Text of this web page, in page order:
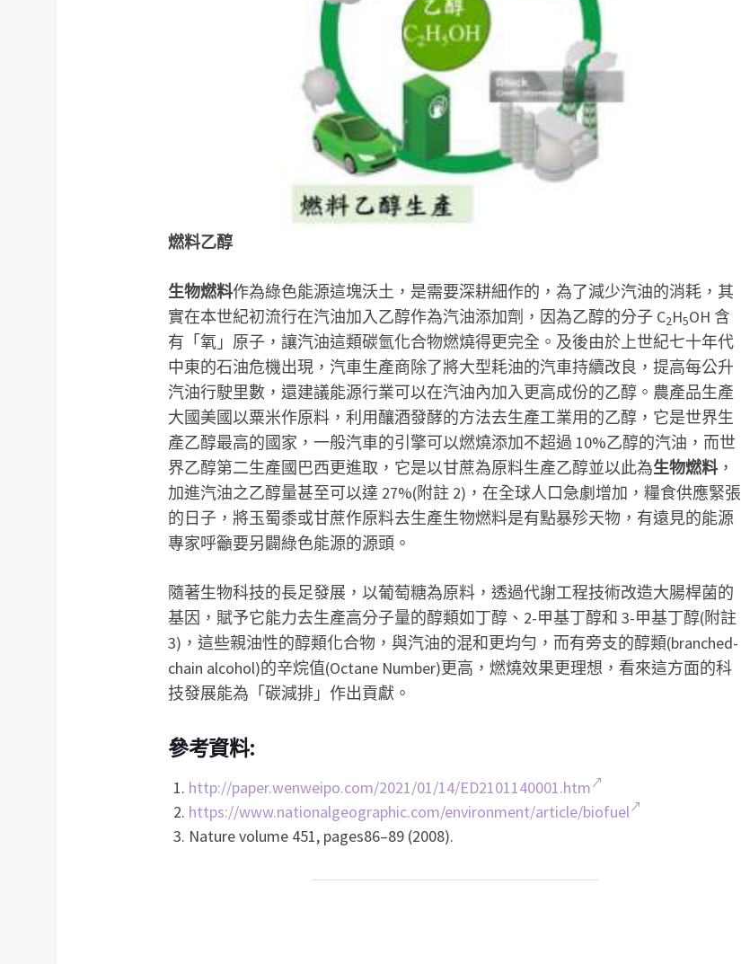
燃料乙醇
生物燃料作為綠色能源這塊沃土，是需要深耕細作的，為了減少汽油的消耗，其
實在本世紀初流行在汽油加入乙醇作為汽油添加劑，因為乙醇的分子 C2H5OH 含
有「氧」原子，讓汽油這類碳氫化合物燃燒得更完全。及後由於上世紀七十年代
中東的石油危機出現，汽車生產商除了將大型耗油的汽車持續改良，提高每公升
汽油行駛里數，還建議能源行業可以在汽油內加入更高成份的乙醇。農產品生產
大國美國以粟米作原料，利用釀酒發酵的方法去生產工業用的乙醇，它是世界生
產乙醇最高的國家，一般汽車的引擎可以燃燒添加不超過 10%乙醇的汽油，而世
界乙醇第二生產國巴西更進取，它是以甘蔗為原料生產乙醇並以此為生物燃料 ，
加進汽油之乙醇量甚至可以達 27%(附註 2)，在全球人口急劇增加，糧食供應緊張
的日子，將玉蜀黍或甘蔗作原料去生產生物燃料是有點暴殄天物，有遠見的能源
專家呼籲要另闢綠色能源的源頭。
隨著生物科技的長足發展，以葡萄糖為原料，透過代謝工程技術改造大腸桿菌的
基因，賦予它能力去生產高分子量的醇類如丁醇、2-甲基丁醇和 3-甲基丁醇(附註
3)，這些親油性的醇類化合物，與汽油的混和更均勻，而有旁支的醇類(branched-
chain alcohol)的辛烷值(Octane Number)更高，燃燒效果更理想，看來這方面的科
技發展能為「碳減排」作出貢獻。
參考資料:
http://paper.wenweipo.com/2021/01/14/ED2101140001.htm
https://www.nationalgeographic.com/environment/article/biofuel
Nature volume 451, pages86–89 (2008).